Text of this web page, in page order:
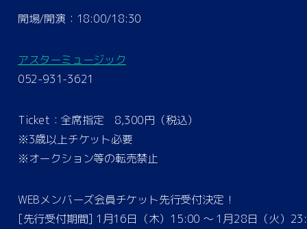
開場/開演：18:00/18:30
アスターミュージック
052-931-3621
Ticket：全席指定 8,300円（税込）
※3歳以上チケット必要
※オークション等の転売禁止
WEBメンバーズ会員チケット先行受付決定！
[先行受付期間] 1月16日（木）15:00 〜 1月28日（火）